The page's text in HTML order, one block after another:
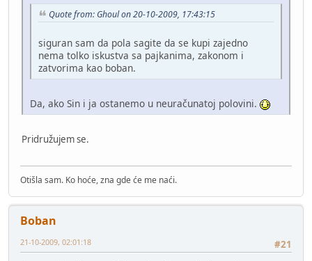
Quote from: Ghoul on 20-10-2009, 17:43:15
siguran sam da pola sagite da se kupi zajedno
nema tolko iskustva sa pajkanima, zakonom i
zatvorima kao boban.
Da, ako Sin i ja ostanemo u neuračunatoj polovini.
Pridružujem se.
Otišla sam. Ko hoće, zna gde će me naći.
Boban
#21
21-10-2009, 02:01:18